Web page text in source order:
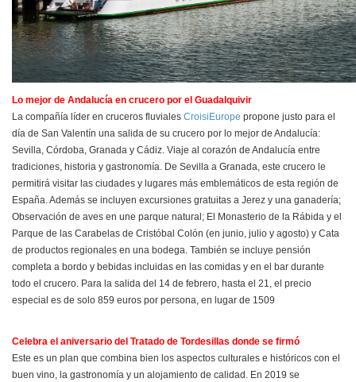
Lo mejor de Andalucía en crucero por el Guadalquivir
La compañía líder en cruceros fluviales CroisiEurope propone justo para el
día de San Valentín una salida de su crucero por lo mejor de Andalucía:
Sevilla, Córdoba, Granada y Cádiz. Viaje al corazón de Andalucía entre
tradiciones, historia y gastronomía. De Sevilla a Granada, este crucero le
permitirá visitar las ciudades y lugares más emblemáticos de esta región de
España. Además se incluyen excursiones gratuitas a Jerez y una ganadería;
Observación de aves en une parque natural; El Monasterio de la Rábida y el
Parque de las Carabelas de Cristóbal Colón (en junio, julio y agosto) y Cata
de productos regionales en una bodega. También se incluye pensión
completa a bordo y bebidas incluidas en las comidas y en el bar durante
todo el crucero. Para la salida del 14 de febrero, hasta el 21, el precio
especial es de solo 859 euros por persona, en lugar de 1509
Celebra el aniversario del Tratado de Tordesillas donde se firmó
Este es un plan que combina bien los aspectos culturales e históricos con el
buen vino, la gastronomía y un alojamiento de calidad. En 2019 se